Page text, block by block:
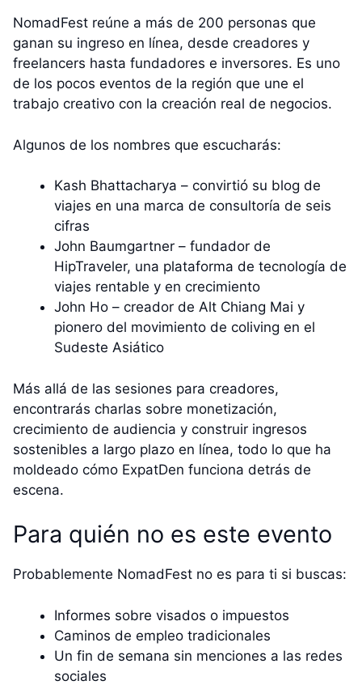
NomadFest reúne a más de 200 personas que
ganan su ingreso en línea, desde creadores y
freelancers hasta fundadores e inversores. Es uno
de los pocos eventos de la región que une el
trabajo creativo con la creación real de negocios.
Algunos de los nombres que escucharás:
Kash Bhattacharya – convirtió su blog de
viajes en una marca de consultoría de seis
cifras
John Baumgartner – fundador de
HipTraveler, una plataforma de tecnología de
viajes rentable y en crecimiento
John Ho – creador de Alt Chiang Mai y
pionero del movimiento de coliving en el
Sudeste Asiático
Más allá de las sesiones para creadores,
encontrarás charlas sobre monetización,
crecimiento de audiencia y construir ingresos
sostenibles a largo plazo en línea, todo lo que ha
moldeado cómo ExpatDen funciona detrás de
escena.
Para quién no es este evento
Probablemente NomadFest no es para ti si buscas:
Informes sobre visados o impuestos
Caminos de empleo tradicionales
Un fin de semana sin menciones a las redes
sociales